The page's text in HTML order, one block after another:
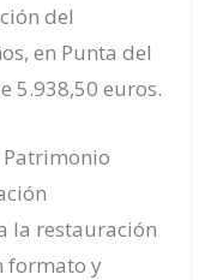
del
en Punta del
5.938,50 euros.
Patrimonio
la restauración
formato y